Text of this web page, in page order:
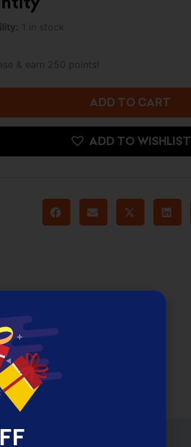
1 in stock
& earn 250 points!
ADD TO CART
ADD TO WISHLIST